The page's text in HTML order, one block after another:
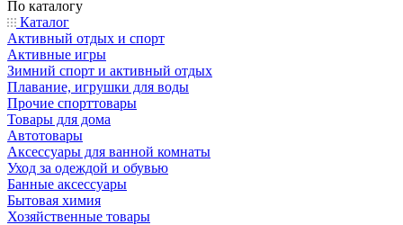
По каталогу
Каталог
Активный отдых и спорт
Активные игры
Зимний спорт и активный отдых
Плавание, игрушки для воды
Прочие спорттовары
Товары для дома
Автотовары
Аксессуары для ванной комнаты
Уход за одеждой и обувью
Банные аксессуары
Бытовая химия
Хозяйственные товары